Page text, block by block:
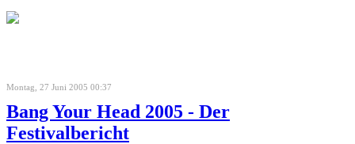
Montag, 27 Juni 2005 00:37
Bang Your Head 2005 - Der
Festivalbericht